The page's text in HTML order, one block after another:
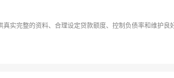
实完整的资料、合理设定贷款额度、控制负债率和维护良